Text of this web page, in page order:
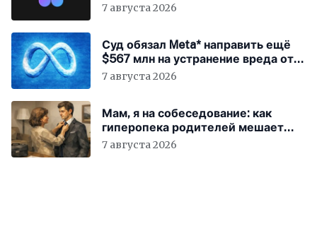
7 августа 2026
Суд обязал Meta* направить ещё
$567 млн на устранение вреда от
соцсетей
7 августа 2026
Мам, я на собеседование: как
гиперопека родителей мешает
«зумерам» устроиться в компанию
7 августа 2026